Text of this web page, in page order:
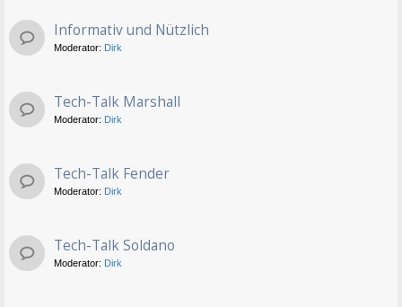
Informativ und Nützlich
Moderator: Dirk
Tech-Talk Marshall
Moderator: Dirk
Tech-Talk Fender
Moderator: Dirk
Tech-Talk Soldano
Moderator: Dirk